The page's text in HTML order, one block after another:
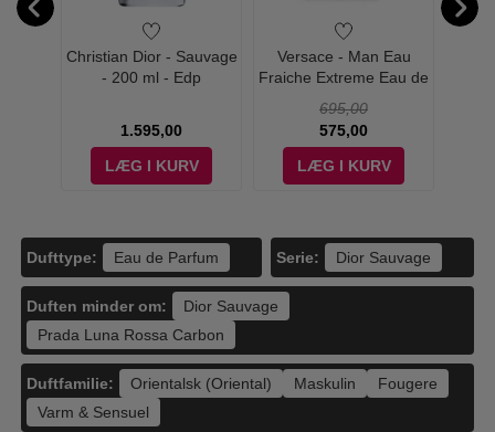
Christian Dior - Sauvage
- 200 ml - Edp
1.595,00
LÆG I KURV
Versace - Man Eau
Fraiche Extreme Eau de
695,00
575,00
LÆG I KURV
Dufttype: Eau de Parfum Serie: Dior Sauvage
Duftfamilie: Orientalsk (Oriental) Maskulin
Fougere
Varm & Sensuel
Duften minder om:
Dior Sauvage
Prada Luna Rossa Carbon